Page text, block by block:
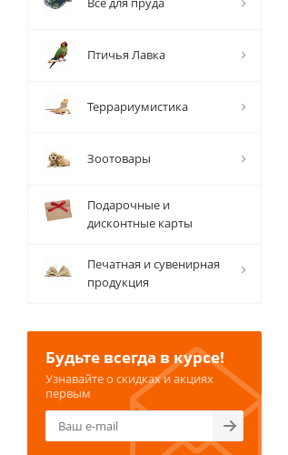
Птичья Лавка
Террариумистика
Зоотовары
Подарочные и
дисконтные карты
Печатная и сувенирная
продукция
Будьте всегда в курсе!
Узнавайте о скидках и акциях
первым